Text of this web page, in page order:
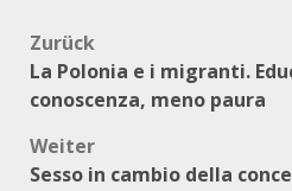
Zurück
La Polonia e i migranti.
conoscenza, meno paura
Weiter
Sesso in cambio della